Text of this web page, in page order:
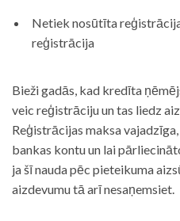
Netiek nosūtīta
reģistrācija
Bieži gadās, kad kredīta
veic reģistrāciju un tas liedz
Reģistrācijas maksa
bankas kontu un lai
ja šī nauda pēc pieteikuma
aizdevumu tā arī nesaņemsiet.